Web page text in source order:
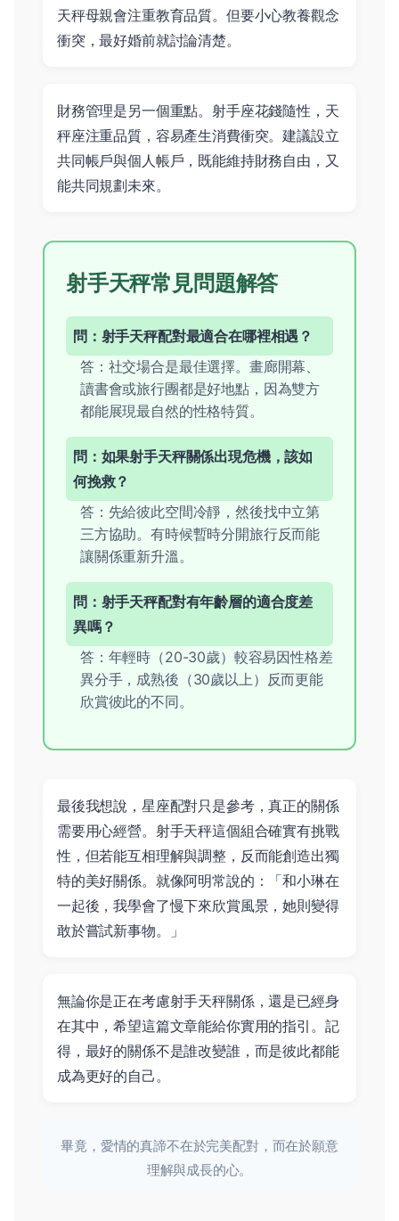
天秤母親會注重教育品質。但要小心教養觀念
衝突，最好婚前就討論清楚。
財務管理是另一個重點。射手座花錢隨性，天
秤座注重品質，容易產生消費衝突。建議設立
共同帳戶與個人帳戶，既能維持財務自由，又
能共同規劃未來。
射手天秤常見問題解答
問：射手天秤配對最適合在哪裡相遇？
答：社交場合是最佳選擇。畫廊開幕、
讀書會或旅行團都是好地點，因為雙方
都能展現最自然的性格特質。
問：如果射手天秤關係出現危機，該如
何挽救？
答：先給彼此空間冷靜，然後找中立第
三方協助。有時候暫時分開旅行反而能
讓關係重新升溫。
問：射手天秤配對有年齡層的適合度差
異嗎？
答：年輕時（20-30歲）較容易因性格差
異分手，成熟後（30歲以上）反而更能
欣賞彼此的不同。
最後我想說，星座配對只是參考，真正的關係
需要用心經營。射手天秤這個組合確實有挑戰
性，但若能互相理解與調整，反而能創造出獨
特的美好關係。就像阿明常說的：「和小琳在
一起後，我學會了慢下來欣賞風景，她則變得
敢於嘗試新事物。」
無論你是正在考慮射手天秤關係，還是已經身
在其中，希望這篇文章能給你實用的指引。記
得，最好的關係不是誰改變誰，而是彼此都能
成為更好的自己。
畢竟，愛情的真諦不在於完美配對，而在於願意
理解與成長的心。